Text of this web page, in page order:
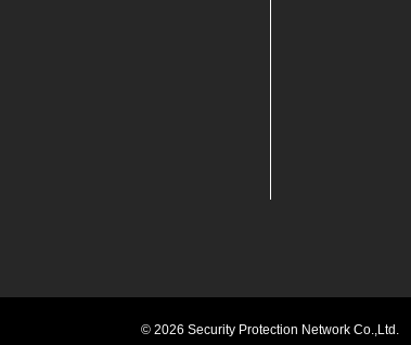
© 2026 Security Protection Network Co.,Ltd.